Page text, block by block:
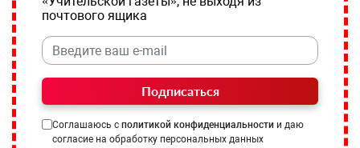
почтового ящика
Подписаться
Соглашаюсь с политикой конфиденциальности и даю
согласие на обработку персональных данных